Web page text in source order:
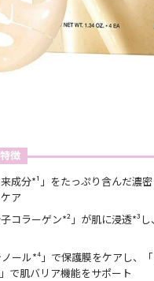
徴
来成分*¹」をたっぷり含んだ濃
ア
子コラーゲン*²」が肌に浸透*³
ノール*⁴」で保護膜をケアし、
で肌バリア機能をサポート